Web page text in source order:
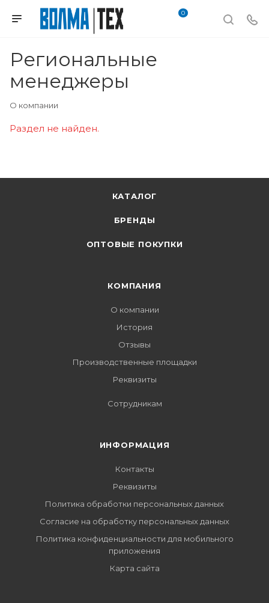
0
Региональные
менеджеры
О компании
Раздел не найден.
КАТАЛОГ
БРЕНДЫ
ОПТОВЫЕ ПОКУПКИ
КОМПАНИЯ
О компании
История
Отзывы
Производственные площадки
Реквизиты
Сотрудникам
ИНФОРМАЦИЯ
Контакты
Реквизиты
Политика обработки персональных данных
Согласие на обработку персональных данных
Политика конфиденциальности для мобильного
приложения
Карта сайта